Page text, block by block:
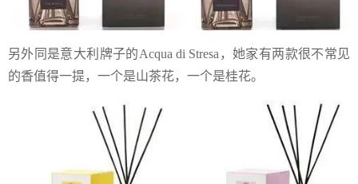
另外同是意大利牌子的Acqua di Stresa，她家有两款很不常见
的香值得一提，一个是山茶花，一个是桂花。